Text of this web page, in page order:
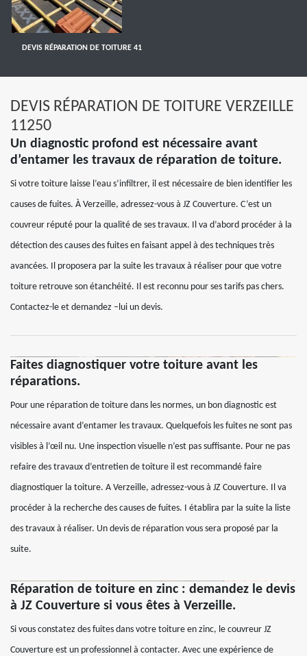
DEVIS RÉPARATION DE TOITURE 41
DEVIS RÉPARATION DE TOITURE VERZEILLE
11250
Un diagnostic profond est nécessaire avant
d’entamer les travaux de réparation de toiture.
Si votre toiture laisse l’eau s’infiltrer, il est nécessaire de bien identifier les
causes de fuites. À Verzeille, adressez-vous à JZ Couverture. C’est un
couvreur réputé pour la qualité de ses travaux. Il va d’abord procéder à la
détection des causes des fuites en faisant appel à des techniques très
avancées. Il proposera par la suite les travaux à réaliser pour que votre
toiture retrouve son étanchéité. Il est reconnu pour ses tarifs pas chers.
Contactez-le et demandez –lui un devis.
Faites diagnostiquer votre toiture avant les
réparations.
Pour une réparation de toiture dans les normes, un bon diagnostic est
nécessaire avant d’entamer les travaux. Quelquefois les fuites ne sont pas
visibles à l’œil nu. Une inspection visuelle n’est pas suffisante. Pour ne pas
refaire des travaux d’entretien de toiture il est recommandé faire
diagnostiquer la toiture. A Verzeille, adressez-vous à JZ Couverture. Il va
procéder à la recherche des causes de fuites. I établira par la suite la liste
des travaux à réaliser. Un devis de réparation vous sera proposé par la
suite.
Réparation de toiture en zinc : demandez le devis
à JZ Couverture si vous êtes à Verzeille.
Si vous constatez des fuites dans votre toiture en zinc, le couvreur JZ
Couverture est un professionnel à contacter. Avec une expérience de